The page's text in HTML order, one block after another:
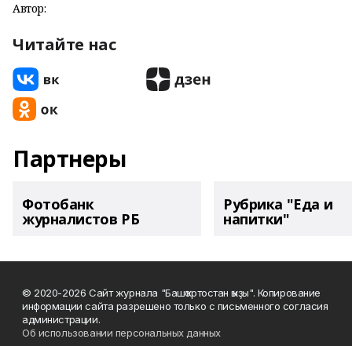
Автор:
Читайте нас
Партнеры
Фотобанк
журналистов РБ
Рубрика "Еда и
напитки"
© 2020-2026 Сайт журнала "Башҡортостан ҡыҙы". Копирование
информации сайта разрешено только с письменного согласия
администрации.
Об использовании персональных данных